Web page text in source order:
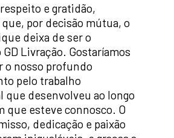
e gratidão,
por decisão mútua, o
deixa de ser o
Livração. Gostaríamos
o nosso profundo
pelo trabalho
que desenvolveu ao longo
que esteve connosco. O
dedicação e paixão